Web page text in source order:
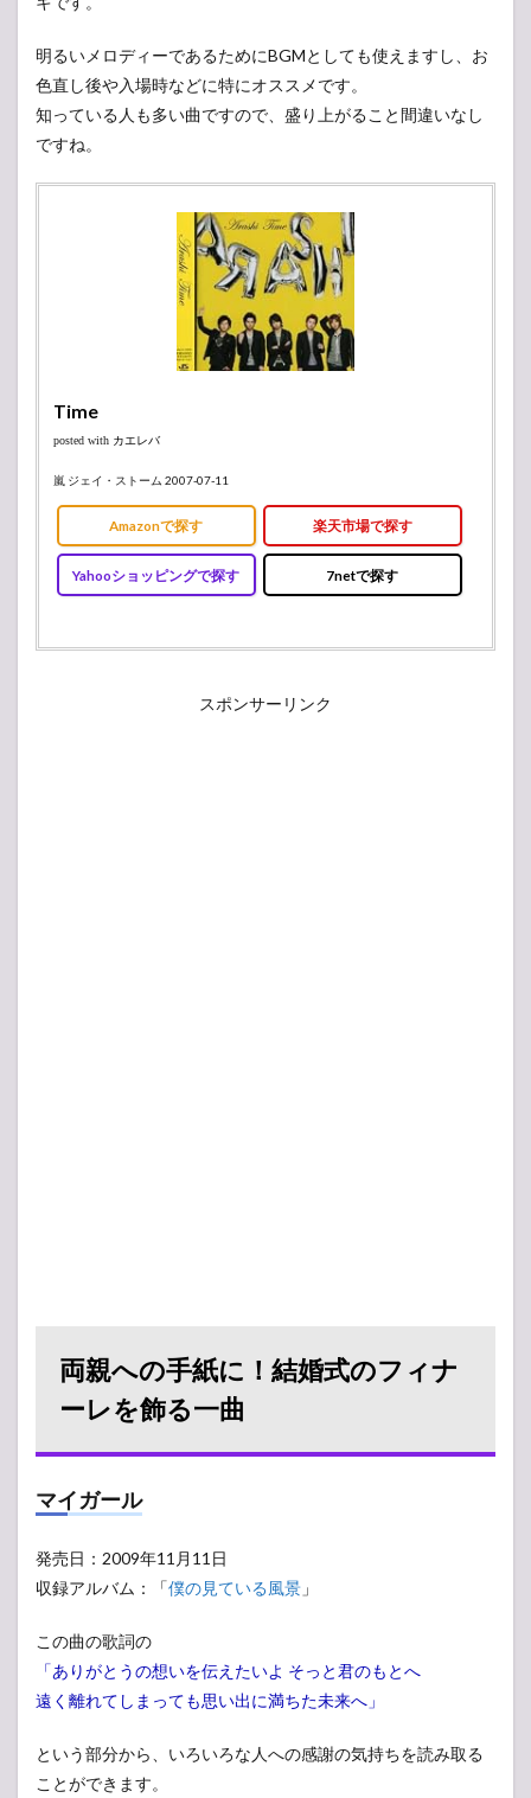
明るいメロディーであるためにBGMとしても使えますし、お
色直し後や入場時などに特にオススメです。
知っている人も多い曲ですので、盛り上がること間違いなし
ですね。
Time
posted with カエレバ
嵐 ジェイ・ストーム 2007-07-11
Amazonで探す 楽天市場で探す
Yahooショッピングで探す 7netで探す
スポンサーリンク
両親への手紙に！結婚式のフィナ
ーレを飾る一曲
マイガール
発売日：2009年11月11日
収録アルバム：「僕の見ている風景 」
この曲の歌詞の
「ありがとうの想いを伝えたいよ そっと君のもとへ
遠く離れてしまっても思い出に満ちた未来へ」
という部分から、いろいろな人への感謝の気持ちを読み取る
ことができます。